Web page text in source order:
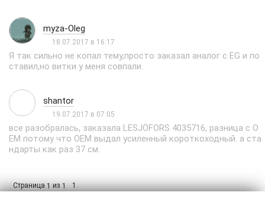
myza-Oleg
18.07.2017 в 16:17
Я так сильно не копал тему,просто заказал аналог с EG и по
ставил,но витки у меня совпали.
shantor
19.07.2017 в 07:05
все разобралась, заказала LESJÖFORS 4035716, разница с О
ЕМ потому что ОЕМ выдал усиленный короткоходный. а ста
ндарты как раз 37 см.
Страница1из1 1